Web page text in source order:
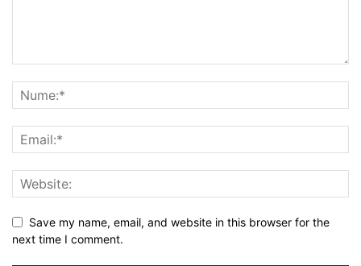
Save my name, email, and website in this browser for the
next time I comment.